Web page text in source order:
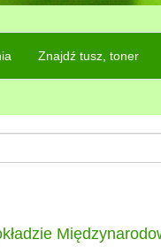
Znajdź tusz, toner